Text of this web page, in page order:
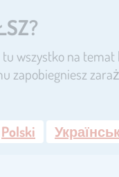
wszystko na
zapobiegniesz
Polski